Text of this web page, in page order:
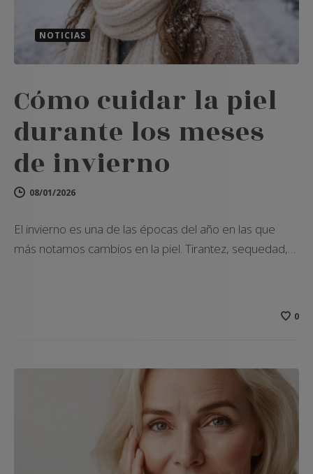
NOTICIAS
Cómo cuidar la piel
durante los meses
de invierno
08/01/2026
El invierno es una de las épocas del año en las que
más notamos cambios en la piel. Tirantez, sequedad,…
0